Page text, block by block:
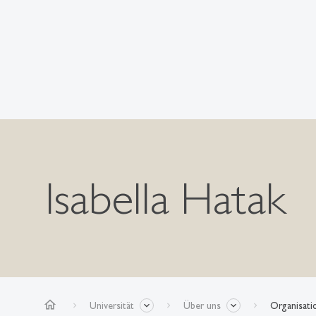
Isabella Hatak
home Universität Über uns